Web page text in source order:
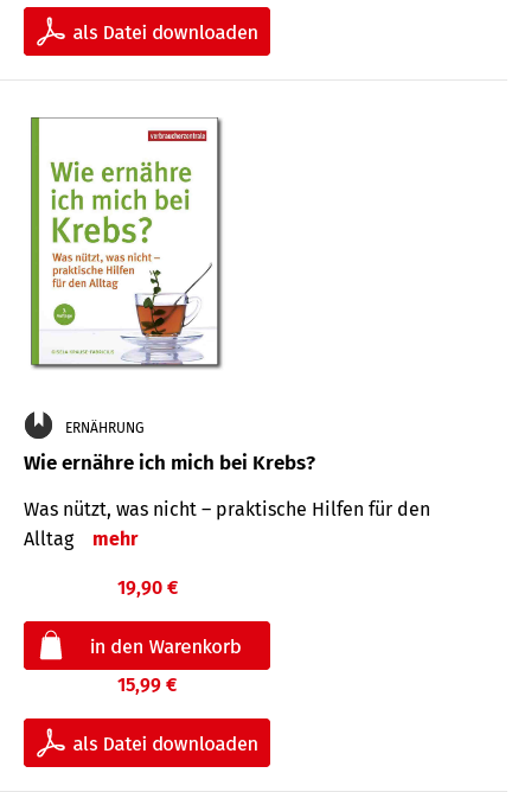
ERNÄHRUNG
Wie ernähre ich mich bei Krebs?
Was nützt, was nicht – praktische Hilfen für den
Alltag
mehr
19,90 €
15,99 €